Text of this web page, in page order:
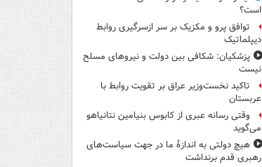
است؟
توافق پرو و مکزیک بر سر ازسرگیری روابط
دیپلماتیک
پزشکیان: شکافی بین دولت و نیروهای مسلح
نیست
تاکید نخست‌وزیر عراق بر تقویت روابط با
عربستان
وقتی رسانه عبری از کابوس بنیامین نتانیاهو
می‌گوید
هیچ دولتی به اندازۀ ما در جهت سیاست‌های
رهبری قدم برنداشت